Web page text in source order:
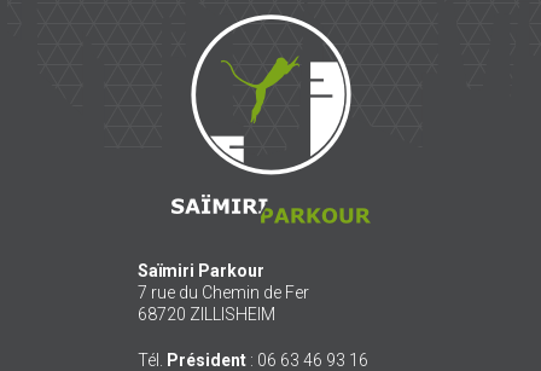
Saïmiri
Parkour
Saïmiri Parkour
7 rue du Chemin de Fer
68720 ZILLISHEIM
Tél. Président : 06 63 46 93 16